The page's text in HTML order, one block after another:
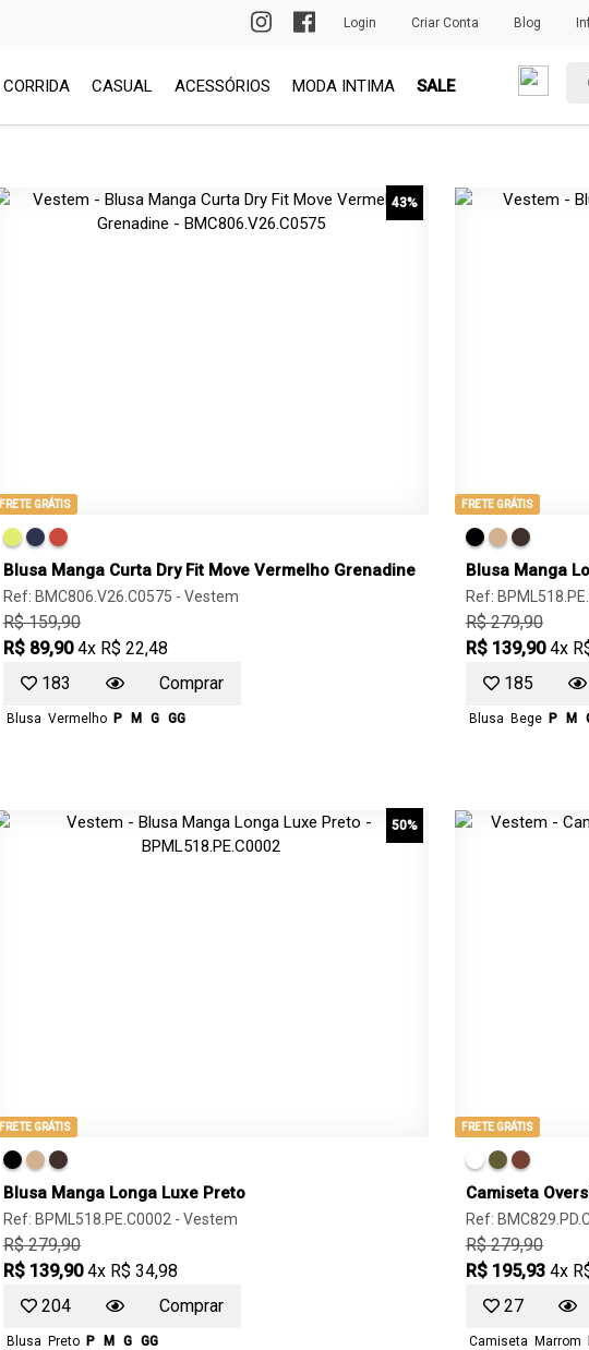
PRIMEIRA TROCA GRÁTIS Blog
Criar Conta
Login
CORRIDA CASUAL ACESSÓRIOS MODA INTIMA SALE
43%
FRETE GRÁTIS
Blusa Manga Curta Dry Fit Move Vermelho Grenadine
Ref: BMC806.V26.C0575 - Vestem
R$ 159,90
R$ 89,90 4x R$ 22,48
183
Comprar
Blusa Vermelho P M G GG
FRETE GRÁTIS
Blusa Manga
Ref:
R$ 279,90
R$ 139,90 4x
185
Blusa Bege P M
50%
FRETE GRÁTIS
Blusa Manga Longa Luxe Preto
Ref: BPML518.PE.C0002 - Vestem
R$ 279,90
R$ 139,90 4x R$ 34,98
204
Comprar
Blusa Preto P M G GG
FRETE GRÁTIS
Camiseta
Ref:
R$ 279,90
R$ 195,93 4x
27
Camiseta Marrom